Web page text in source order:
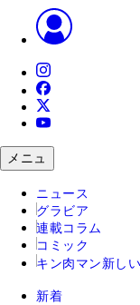
メニュ
ニュース
グラビア
連載コラム
コミック
キン肉マン 新し
新着